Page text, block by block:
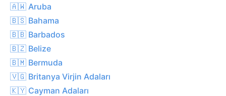
🇦🇼 Aruba
🇧🇸 Bahama
🇧🇧 Barbados
🇧🇿 Belize
🇧🇲 Bermuda
🇻🇬 Britanya Virjin Adaları
🇰🇾 Cayman Adaları